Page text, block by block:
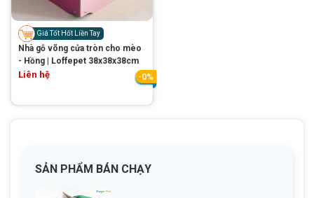
spa cho thú cưng
Thông tin về mèo
Giá Tốt Hốt Liền Tay
Nhà gỗ võng cửa tròn cho mèo
- Hồng | Loffepet 38x38x38cm
Liên hệ -0%
SẢN PHẨM BÁN CHẠY